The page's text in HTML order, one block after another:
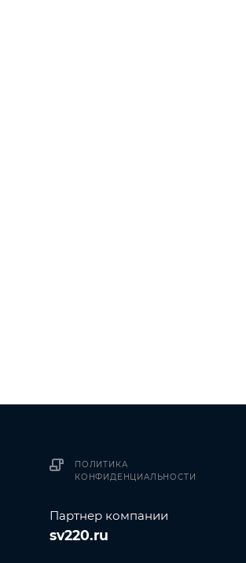
ПОЛИТИКА
КОНФИДЕНЦИАЛЬНОСТИ
Партнер компании
sv220.ru